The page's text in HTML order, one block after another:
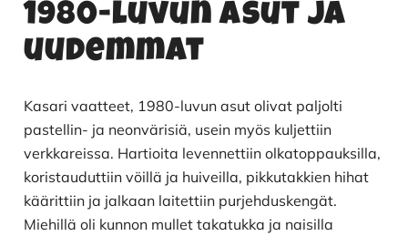
valikoimaamme!
1980-luvun asut ja
uudemmat
Kasari vaatteet, 1980-luvun asut olivat paljolti
pastellin- ja neonvärisiä, usein myös kuljettiin
verkkareissa. Hartioita levennettiin olkatoppauksilla,
koristauduttiin vöillä ja huiveilla, pikkutakkien hihat
käärittiin ja jalkaan laitettiin purjehduskengät.
Miehillä oli kunnon mullet takatukka ja naisilla